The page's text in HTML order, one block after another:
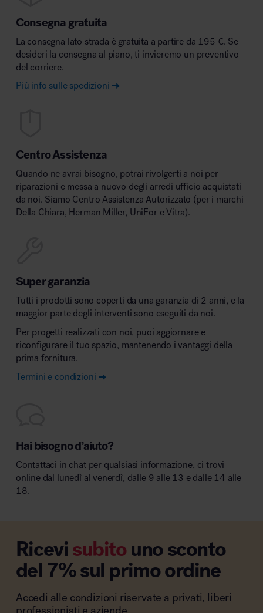
Consegna gratuita
La consegna lato strada è gratuita a partire da 195 €. Se
desideri la consegna al piano, ti invieremo un preventivo
del corriere.
Più info sulle spedizioni
Centro Assistenza
Quando ne avrai bisogno, potrai rivolgerti a noi per
riparazioni e messa a nuovo degli arredi ufficio acquistati
da noi. Siamo Centro Assistenza Autorizzato (per i marchi
Della Chiara, Herman Miller, UniFor e Vitra).
Super garanzia
Tutti i prodotti sono coperti da una garanzia di 2 anni, e la
maggior parte degli interventi sono eseguiti da noi.
Per progetti realizzati con noi, puoi aggiornare e
riconfigurare il tuo spazio, mantenendo i vantaggi della
prima fornitura.
Termini e condizioni
Hai bisogno d’aiuto?
Contattaci in chat per qualsiasi informazione, ci trovi
online dal lunedì al venerdì, dalle 9 alle 13 e dalle 14 alle
18.
Ricevisubitouno sconto
del 7% sul primo ordine
Accedi alle condizioni riservate a privati, liberi